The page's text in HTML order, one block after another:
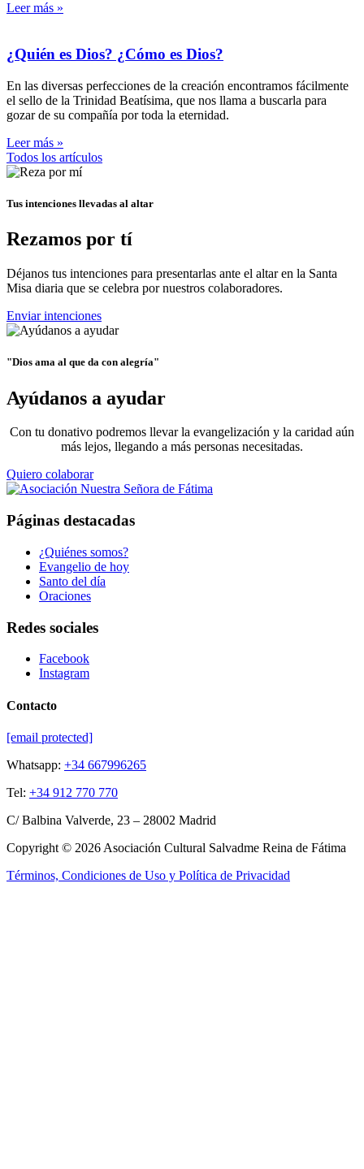
Leer más »
¿Quién es Dios? ¿Cómo es Dios?
En las diversas perfecciones de la creación encontramos fácilmente
el sello de la Trinidad Beatísima, que nos llama a buscarla para
gozar de su compañía por toda la eternidad.
Leer más »
Todos los artículos
Tus intenciones llevadas al altar
Rezamos por tí
Déjanos tus intenciones para presentarlas ante el altar en la Santa
Misa diaria que se celebra por nuestros colaboradores.
Enviar intenciones
"Dios ama al que da con alegría"
Ayúdanos a ayudar
Con tu donativo podremos llevar la evangelización y la caridad aún
más lejos, llegando a más personas necesitadas.
Quiero colaborar
Páginas destacadas
¿Quiénes somos?
Evangelio de hoy
Santo del día
Oraciones
Redes sociales
Facebook
Instagram
Contacto
[email protected]
Whatsapp: +34 667996265
Tel: +34 912 770 770
C/ Balbina Valverde, 23 – 28002 Madrid
Copyright © 2026 Asociación Cultural Salvadme Reina de Fátima
Términos, Condiciones de Uso y Política de Privacidad